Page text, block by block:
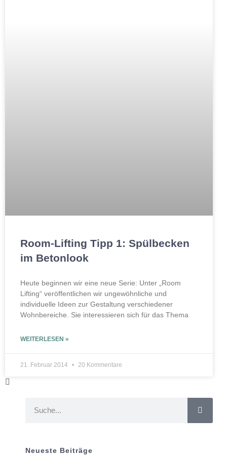
Room-Lifting Tipp 1: Spülbecken
im Betonlook
Heute beginnen wir eine neue Serie: Unter „Room
Lifting“ veröffentlichen wir ungewöhnliche und
individuelle Ideen zur Gestaltung verschiedener
Wohnbereiche. Sie interessieren sich für das Thema
WEITERLESEN »
21. Februar 2014 20 Kommentare
Neueste Beiträge